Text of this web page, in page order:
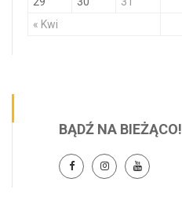
« Kwi
BĄDŹ NA BIEŻĄCO!